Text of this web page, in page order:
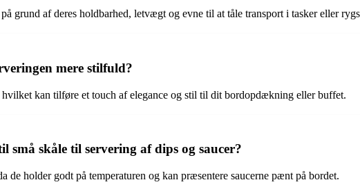
grund af deres holdbarhed, letvægt og evne til at tåle transport i tasker eller
mere stilfuld?
hvilket kan tilføre et touch af elegance og stil til dit bordopdækning eller buffet.
små skåle til servering af dips og saucer?
de holder godt på temperaturen og kan præsentere saucerne pænt på bordet.